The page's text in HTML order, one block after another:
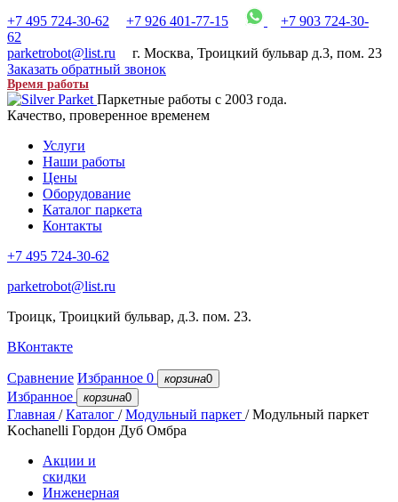
+7 495 724-30-62 +7 926 401-77-15
+7 903 724-30-
62
parketrobot@list.ru
г. Москва, Троицкий бульвар д.3, пом. 23
Заказать обратный звонок
Время работы
Паркетные работы с 2003 года.
Качество, проверенное временем
Услуги
Наши работы
Цены
Оборудование
Каталог паркета
Контакты
+7 495 724-30-62
parketrobot@list.ru
Троицк, Троицкий бульвар, д.3. пом. 23.
ВКонтакте
Сравнение Избранное 0 корзина0
Избранное корзина0
Главная /Каталог /Модульный паркет /Модульный паркет
Kochanelli Гордон Дуб Омбра
Акции и
скидки
Инженерная